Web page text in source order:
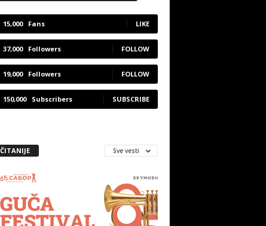
15,000 Fans LIKE
37,000 Followers FOLLOW
19,000 Followers FOLLOW
150,000 Subscribers SUBSCRIBE
Sve vesti